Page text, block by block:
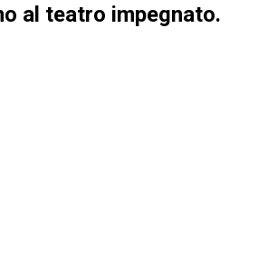
al teatro impegnato.